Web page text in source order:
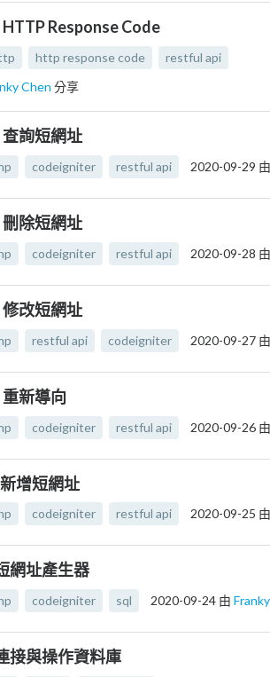
Response Code
http response code
restful api
Chen 分享
查詢短網址
codeigniter restful api 2020-09-29 由
刪除短網址
codeigniter restful api 2020-09-28 由
修改短網址
restful api codeigniter 2020-09-27 由
新導向
codeigniter restful api 2020-09-26 由
增短網址
codeigniter restful api 2020-09-25 由
網址產生器
codeigniter sql 2020-09-24 由
接與操作資料庫